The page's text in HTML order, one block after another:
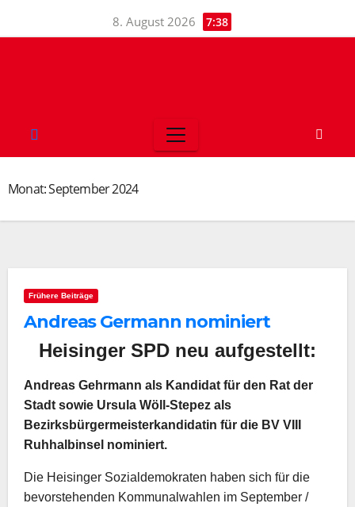
to
8. August 2026 7:38
Monat:September 2024
Frühere Beiträge
Andreas Germann nominiert
Heisinger SPD neu aufgestellt:
Andreas Gehrmann als Kandidat für den Rat der
Stadt sowie Ursula Wöll-Stepez als
Bezirksbürgermeisterkandidatin für die BV VIII
Ruhhalbinsel nominiert.
Die Heisinger Sozialdemokraten haben sich für die
bevorstehenden Kommunalwahlen im September /